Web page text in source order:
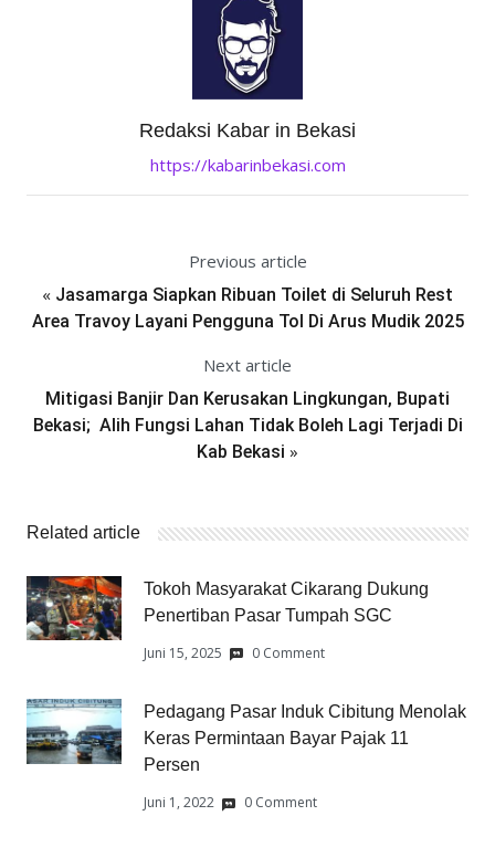
Redaksi Kabar in Bekasi
https://kabarinbekasi.com
Previous article
« Jasamarga Siapkan Ribuan Toilet di Seluruh Rest
Area Travoy Layani Pengguna Tol Di Arus Mudik 2025
Next article
Mitigasi Banjir Dan Kerusakan Lingkungan, Bupati
Bekasi; Alih Fungsi Lahan Tidak Boleh Lagi Terjadi Di
Kab Bekasi »
Related article
Tokoh Masyarakat Cikarang Dukung
Penertiban Pasar Tumpah SGC
Juni 15, 2025 0 Comment
Pedagang Pasar Induk Cibitung Menolak
Keras Permintaan Bayar Pajak 11
Persen
Juni 1, 2022 0 Comment